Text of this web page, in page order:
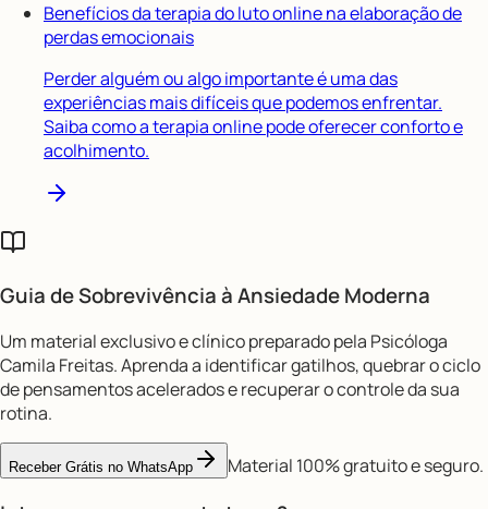
Benefícios da terapia do luto online na elaboração de
perdas emocionais
Perder alguém ou algo importante é uma das
experiências mais difíceis que podemos enfrentar.
Saiba como a terapia online pode oferecer conforto e
acolhimento.
Guia de Sobrevivência àAnsiedade Moderna
Um material exclusivo e clínico preparado pela Psicóloga
Camila Freitas. Aprenda a identificar gatilhos, quebrar o ciclo
de pensamentos acelerados e recuperar o controle da sua
rotina.
Receber Grátis no WhatsApp Material 100% gratuito e seguro.